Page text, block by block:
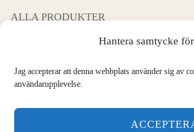
Hantera samtycke
Jag accepterar att denna webbplats använder sig av
användarupplevelse.
ALLA PRODUKTER
© Garnbutik.se 2026